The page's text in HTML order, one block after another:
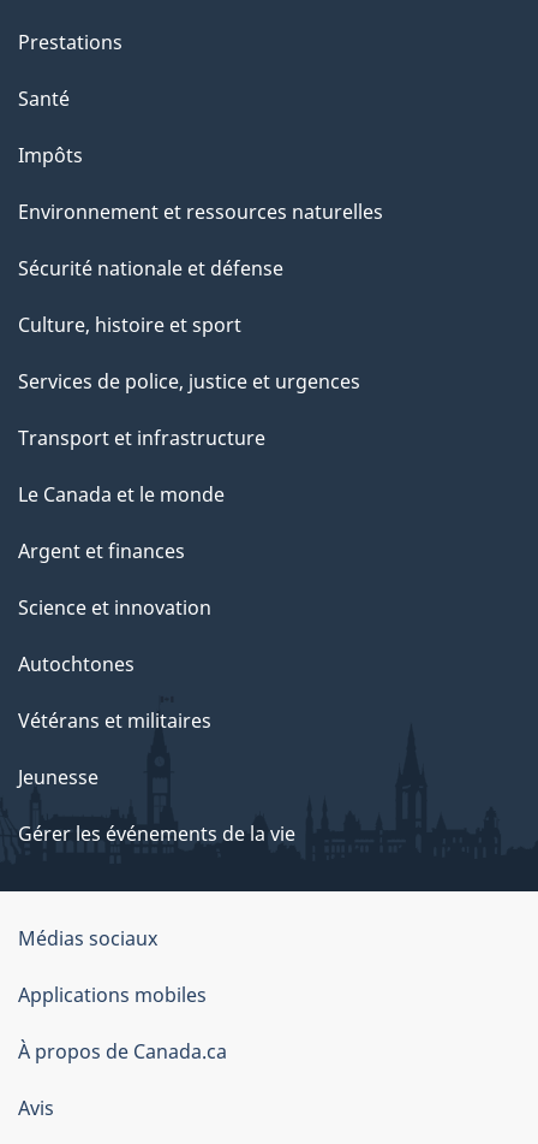
Prestations
Santé
Impôts
Environnement et ressources naturelles
Sécurité nationale et défense
Culture, histoire et sport
Services de police, justice et urgences
Transport et infrastructure
Le Canada et le monde
Argent et finances
Science et innovation
Autochtones
Vétérans et militaires
Jeunesse
Gérer les événements de la vie
Organisation
du
gouvernement
du
Canada
Médias sociaux
Applications mobiles
À propos de Canada.ca
Avis